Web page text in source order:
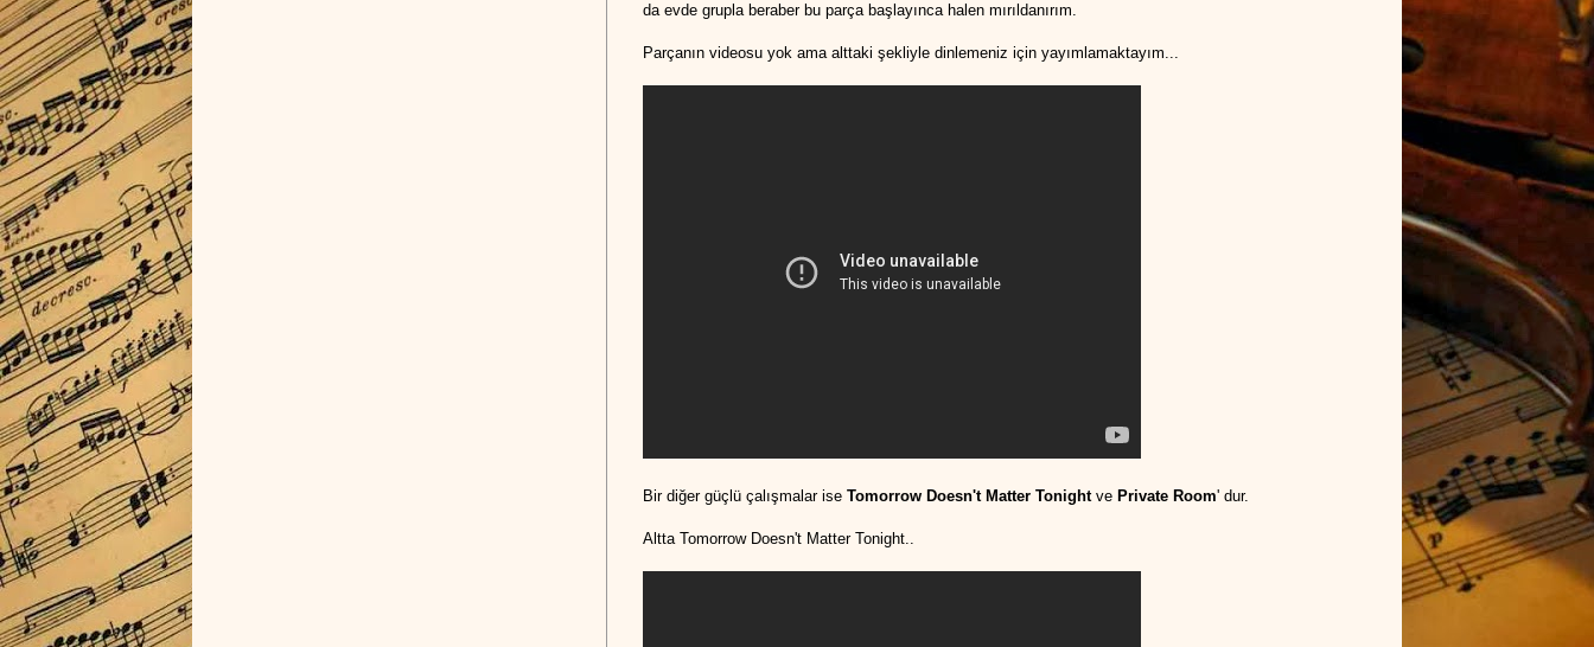
da evde grupla beraber bu parça başlayınca halen mırıldanırım.
Parçanın videosu yok ama alttaki şekliyle dinlemeniz için yayımlamaktayım...
Bir diğer güçlü çalışmalar ise Tomorrow Doesn't Matter Tonight ve Private Room' dur.
Altta Tomorrow Doesn't Matter Tonight..